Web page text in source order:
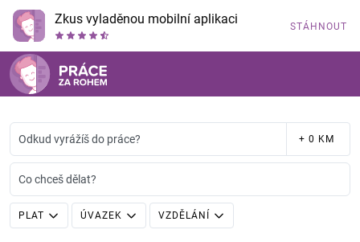
Zkus vyladěnou mobilní aplikaci STÁHNOUT
Odkud vyrážíš do práce? + 0 KM
Co chceš dělat?
PLAT ÚVAZEK VZDĚLÁNÍ